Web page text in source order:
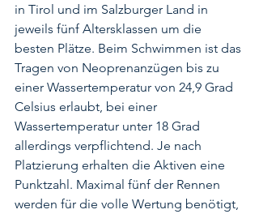
in Tirol und im Salzburger Land in
jeweils fünf Altersklassen um die
besten Plätze. Beim Schwimmen ist das
Tragen von Neoprenanzügen bis zu
einer Wassertemperatur von 24,9 Grad
Celsius erlaubt, bei einer
Wassertemperatur unter 18 Grad
allerdings verpflichtend. Je nach
Platzierung erhalten die Aktiven eine
Punktzahl. Maximal fünf der Rennen
werden für die volle Wertung benötigt,